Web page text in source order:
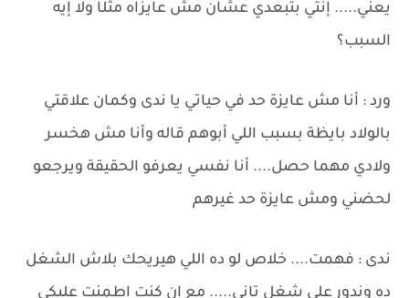
يعني..... إنتي بتبعدي عشان مش عايزاه مثلًا ولا إيه
السبب؟
ورد : أنا مش عايزة حد في حياتي يا ندى وكمان علاقتي
بالولاد بايظة بسبب اللي أبوهم قاله وأنا مش هخسر
ولادي مهما حصل.... أنا نفسي يعرفو الحقيقة ويرجعو
لحضني ومش عايزة حد غيرهم
ندى : فهمت.... خلاص لو ده اللي هيريحك بلاش الشغل
ده وندور على شغل تاني..... مع إن كنت اطمنت عليكي